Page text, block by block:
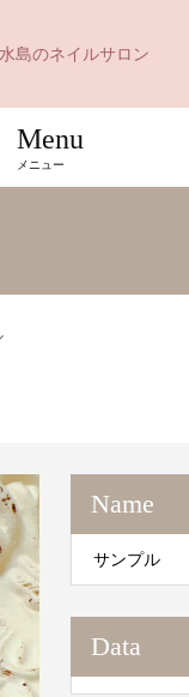
島のネイルサロン
Menu
メニュー
Name
サンプル
Data